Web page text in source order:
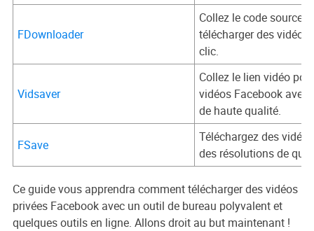
FDownloader
Collez le code source
télécharger des vidéos
clic.
Vidsaver
Collez le lien vidéo
vidéos Facebook avec
de haute qualité.
FSave
Téléchargez des
des résolutions de
Ce guide vous apprendra comment télécharger des vidéos
privées Facebook avec un outil de bureau polyvalent et
quelques outils en ligne. Allons droit au but maintenant !